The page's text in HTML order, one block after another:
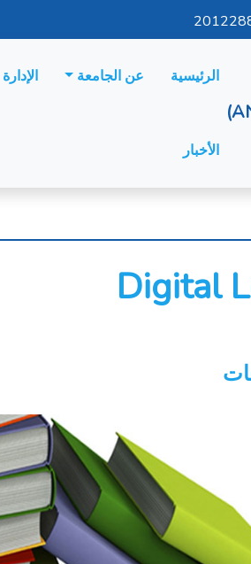
الرئيسية عن الجامعة الإدارة
الأخبار
Digital